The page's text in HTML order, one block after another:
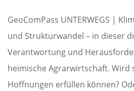
GeoComPass UNTERWEGS |
und Strukturwandel – in dieser
Verantwortung und
heimische Agrarwirtschaft. Wird
Hoffnungen erfüllen können?